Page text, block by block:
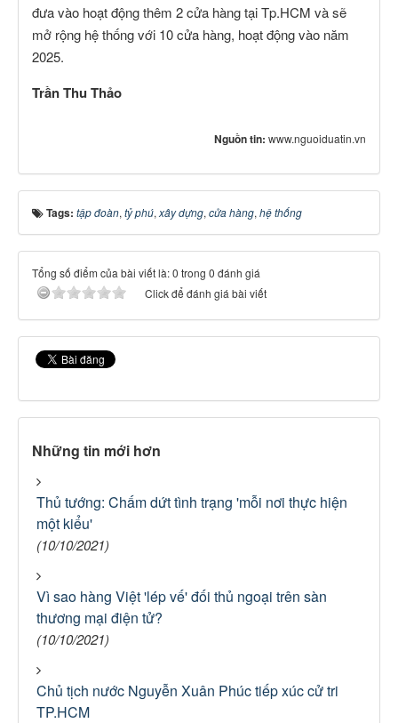
đưa vào hoạt động thêm 2 cửa hàng tại Tp.HCM và sẽ
mở rộng hệ thống với 10 cửa hàng, hoạt động vào năm
2025.
Trần Thu Thảo
Nguồn tin: www.nguoiduatin.vn
Tags: tập đoàn, tỷ phú, xây dựng, cửa hàng, hệ thống
Tổng số điểm của bài viết là: 0 trong 0 đánh giá
Click để đánh giá bài viết
Những tin mới hơn
Thủ tướng: Chấm dứt tình trạng 'mỗi nơi thực hiện
một kiểu'
(10/10/2021)
Vì sao hàng Việt 'lép vế' đối thủ ngoại trên sàn
thương mại điện tử?
(10/10/2021)
Chủ tịch nước Nguyễn Xuân Phúc tiếp xúc cử tri
TP.HCM